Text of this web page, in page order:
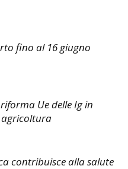
fino al 16 giugno
Ue delle Ig in
agricoltura
contribuisce alla salute